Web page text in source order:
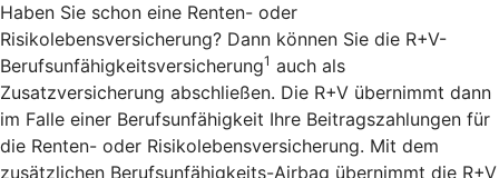
Haben Sie schon eine Renten- oder
Risikolebensversicherung? Dann können Sie die R+V-
Berufsunfähigkeitsversicherung1 auch als
Zusatzversicherung abschließen. Die R+V übernimmt dann
im Falle einer Berufsunfähigkeit Ihre Beitragszahlungen für
die Renten- oder Risikolebensversicherung. Mit dem
zusätzlichen Berufsunfähigkeits-Airbag übernimmt die R+V